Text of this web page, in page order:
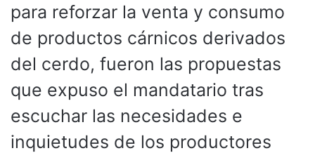
para reforzar la venta y consumo
de productos cárnicos derivados
del cerdo, fueron las propuestas
que expuso el mandatario tras
escuchar las necesidades e
inquietudes de los productores